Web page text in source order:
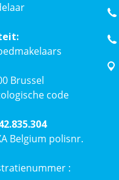
Brussel
code
Belgium polisnr.
: